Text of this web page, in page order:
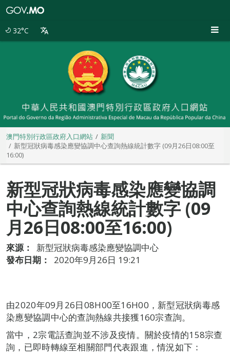
32°C
澳門特別行政區政府入口網站
新聞
新型冠狀病毒感染應變協調中心查詢熱線統計數字 (09月26日08:00至
16:00)
新型冠狀病毒感染應變協調
中心查詢熱線統計數字 (09
月26日08:00至16:00)
來源：
新型冠狀病毒感染應變協調中心
發布日期：
2020年9月26日 19:21
由2020年09月26日08H00至16H00，新型冠狀病毒感
染應變協調中心的查詢熱線共接獲160宗查詢。
當中，2宗電話查詢並不涉及疫情。關於疫情的158宗查
詢，已即時轉線至相關部門代表跟進，情況如下：